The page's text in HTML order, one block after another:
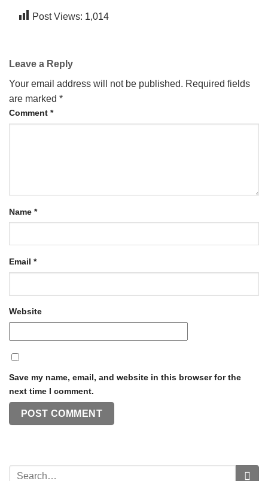
Post Views: 1,014
Leave a Reply
Your email address will not be published. Required fields
are marked *
Comment *
Name *
Email *
Website
Save my name, email, and website in this browser for the
next time I comment.